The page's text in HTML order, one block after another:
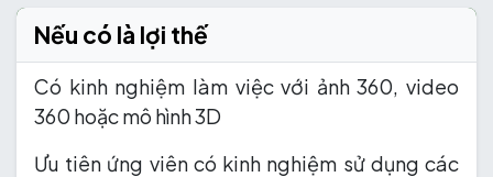
Nếu có là lợi thế
Có kinh nghiệm làm việc với ảnh 360, video
360 hoặc mô hình 3D
Ưu tiên ứng viên có kinh nghiệm sử dụng các